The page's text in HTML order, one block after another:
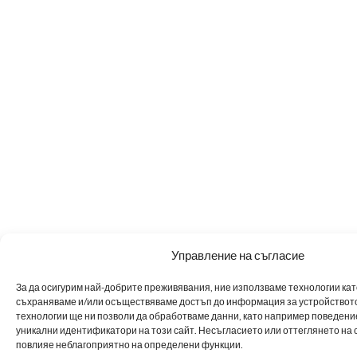
Управление на съгласие
За да осигурим най-добрите преживявания, ние използваме технологии
съхраняваме и/или осъществяваме достъп до информация за
технологии ще ни позволи да обработваме данни, като например
уникални идентификатори на този сайт. Несъгласието или оттеглянето на
повлияе неблагоприятно на определени функции.